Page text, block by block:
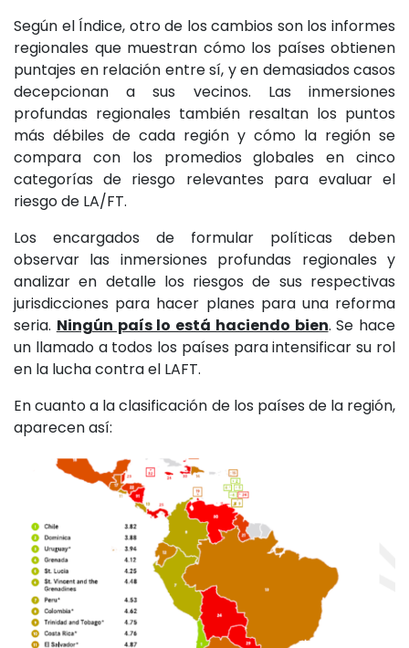
Según el Índice, otro de los cambios son los informes
regionales que muestran cómo los países obtienen
puntajes en relación entre sí, y en demasiados casos
decepcionan a sus vecinos. Las inmersiones
profundas regionales también resaltan los puntos
más débiles de cada región y cómo la región se
compara con los promedios globales en cinco
categorías de riesgo relevantes para evaluar el
riesgo de LA/FT.
Los encargados de formular políticas deben
observar las inmersiones profundas regionales y
analizar en detalle los riesgos de sus respectivas
jurisdicciones para hacer planes para una reforma
seria. Ningún país lo está haciendo bien. Se hace
un llamado a todos los países para intensificar su rol
en la lucha contra el LAFT.
En cuanto a la clasificación de los países de la región,
aparecen así: